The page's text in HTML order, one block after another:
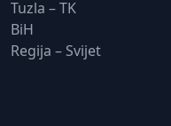
Tuzla – TK
BiH
Regija – Svijet